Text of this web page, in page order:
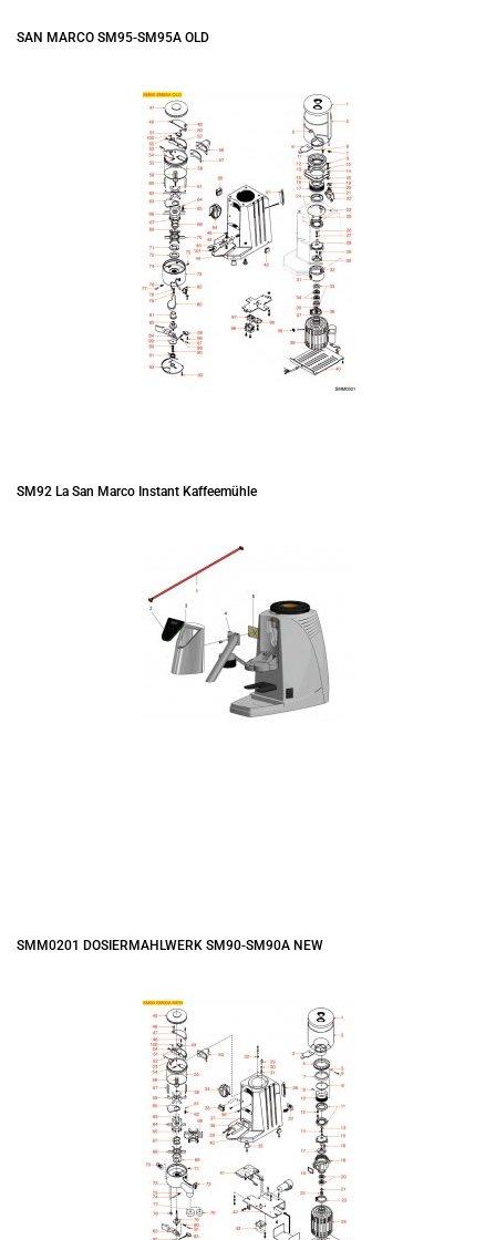
SAN MARCO SM95-SM95A OLD
SM92 La San Marco Instant Kaffeemühle
SMM0201 DOSIERMAHLWERK SM90-SM90A NEW